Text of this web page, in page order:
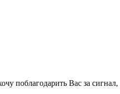
поблагодарить Вас за